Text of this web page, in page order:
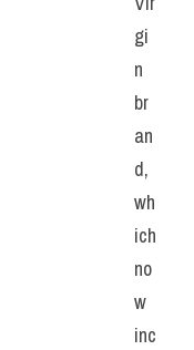
gi
n
br
an
d,
wh
ich
no
w
inc